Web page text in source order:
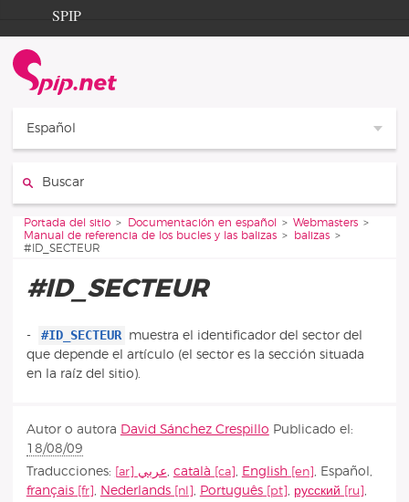
Aller au contenu
Aller à la navigation
SPIP
Documentation
Contribution
Español
Vous êtes ici :
Portada del sitio Documentación en español
Webmasters
Manual de referencia de los bucles y las balizas
balizas
#ID_SECTEUR
#ID_SECTEUR
- #ID_SECTEUR muestra el identificador del sector del
que depende el artículo (el sector es la sección situada
en la raíz del sitio).
Autor o autora David Sánchez Crespillo Publicado el:
18/08/09
Traducciones:
عربي, català , English , Español ,
français
, Nederlands , Português , русский
,